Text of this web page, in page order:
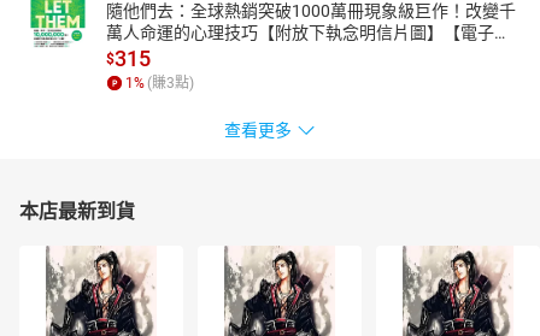
隨他們去：全球熱銷突破1000萬冊現象級巨作！改變千
萬人命運的心理技巧【附放下執念明信片圖】【電子
書】
$315
1 % (賺3點)
查看更多
本店最新到貨